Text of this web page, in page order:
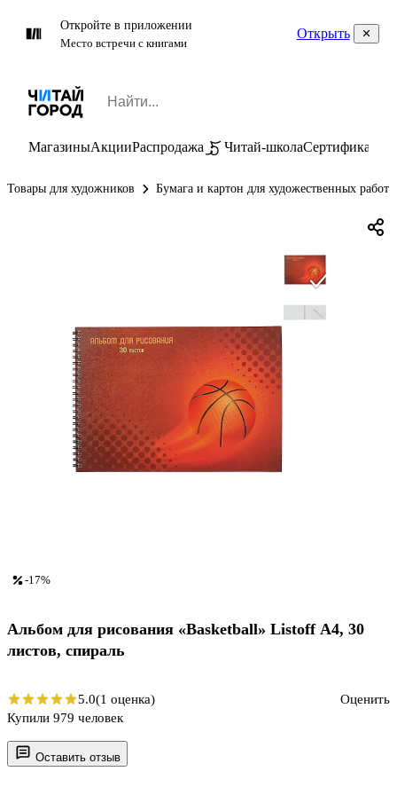
Откройте в приложении
Место встречи с книгами
Открыть
МагазиныАкцииРаспродажа Читай-школаСертификаты
Товары для художников Бумага и картон для художественных работ
Оставить отзыв
-17%
Альбом для рисования «Basketball» Listoff А4, 30
листов, спираль
5.0(1 оценка)
Оценить
Купили 979 человек